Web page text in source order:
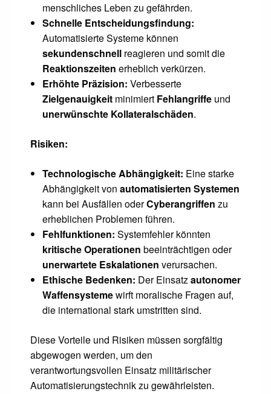
menschliches Leben zu gefährden.
Schnelle Entscheidungsfindung:
Automatisierte Systeme können
sekundenschnell reagieren und somit die
Reaktionszeiten erheblich verkürzen.
Erhöhte Präzision: Verbesserte
Zielgenauigkeit minimiert Fehlangriffe und
unerwünschte Kollateralschäden.
Risiken:
Technologische Abhängigkeit: Eine starke
Abhängigkeit von automatisierten Systemen
kann bei Ausfällen oderCyberangriffen zu
erheblichen Problemen führen.
Fehlfunktionen: Systemfehler könnten
kritische Operationen beeinträchtigen oder
unerwartete Eskalationen verursachen.
Ethische Bedenken: Der Einsatzautonomer
Waffensystemewirft moralische Fragen auf,
die international stark umstritten sind.
Diese Vorteile und Risiken müssen sorgfältig
abgewogen werden, um den
verantwortungsvollen Einsatz militärischer
Automatisierungstechnik zu gewährleisten.